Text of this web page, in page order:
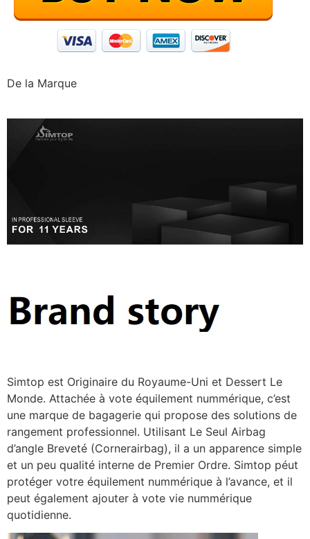
De la Marque
Simtop est Originaire du Royaume-Uni et Dessert Le
Monde. Attachée à vote équilement nummérique, c’est
une marque de bagagerie qui propose des solutions de
rangement professionnel. Utilisant Le Seul Airbag
d’angle Breveté (Cornerairbag), il a un apparence simple
et un peu qualité interne de Premier Ordre. Simtop péut
protéger votre équilement nummérique à l’avance, et il
peut également ajouter à vote vie nummérique
quotidienne.